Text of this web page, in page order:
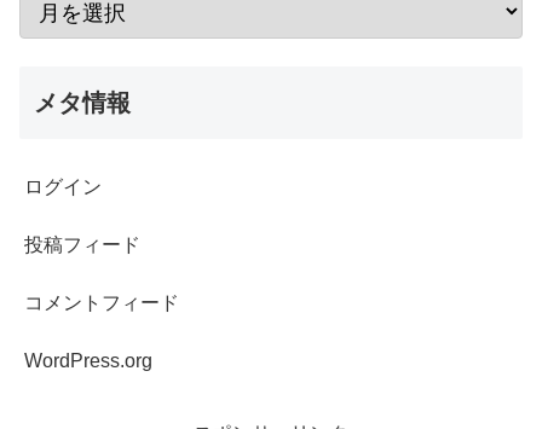
メタ情報
ログイン
投稿フィード
コメントフィード
WordPress.org